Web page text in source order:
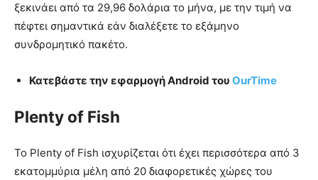
ξεκινάει από τα 29,96 δολάρια το μήνα, με την τιμή να
πέφτει σημαντικά εάν διαλέξετε το εξάμηνο
συνδρομητικό πακέτο.
Κατεβάστε την εφαρμογή Android του OurTime
Plenty of Fish
Το Plenty of Fish ισχυρίζεται ότι έχει περισσότερα από 3
εκατομμύρια μέλη από 20 διαφορετικές χώρες του